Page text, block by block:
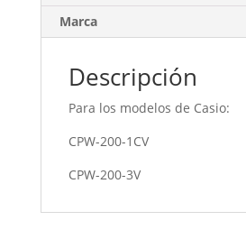
Marca
Descripción
Para los modelos de Casio:
CPW-200-1CV
CPW-200-3V